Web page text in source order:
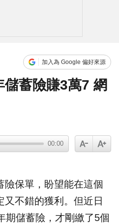
加入為 Google 偏好來源
蓄險賺3萬7 網
00:00
險保單，盼望能在這個
不錯的獲利。但近日
期儲蓄險，才剛繳了5個